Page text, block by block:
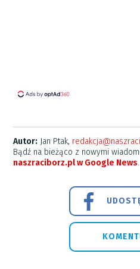
Autor: Jan Ptak,
Bądź na bieżąco z nowymi
naszraciborz.pl w Google News.